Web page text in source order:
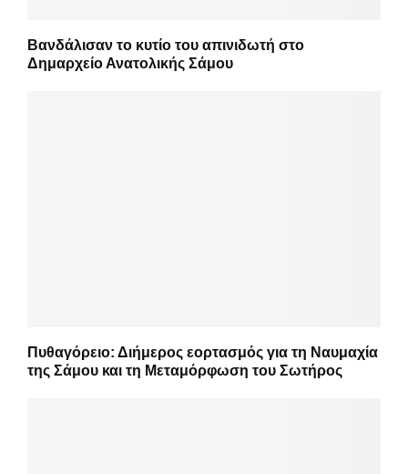
Βανδάλισαν το κυτίο του απινιδωτή στο
Δημαρχείο Ανατολικής Σάμου
Πυθαγόρειο: Διήμερος εορτασμός για τη Ναυμαχία
της Σάμου και τη Μεταμόρφωση του Σωτήρος